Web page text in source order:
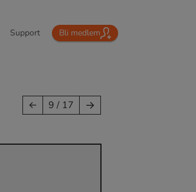
Support Bli medlem
← 9 / 17 →